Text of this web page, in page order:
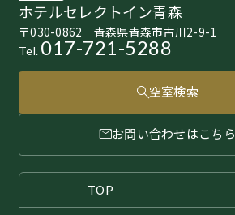
ホテルセレクトイン青森
〒030-0862 青森県青森市古川2-9-1
Tel. 017-721-5288
空室検索
お問い合わせはこちら
TOP